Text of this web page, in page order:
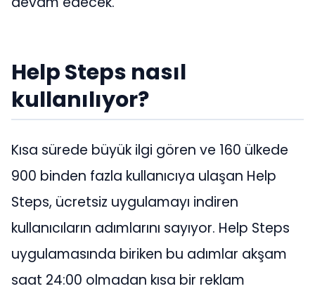
Help Steps nasıl
kullanılıyor?
Kısa sürede büyük ilgi gören ve 160 ülkede
900 binden fazla kullanıcıya ulaşan Help
Steps, ücretsiz uygulamayı indiren
kullanıcıların adımlarını sayıyor. Help Steps
uygulamasında biriken bu adımlar akşam
saat 24:00 olmadan kısa bir reklam